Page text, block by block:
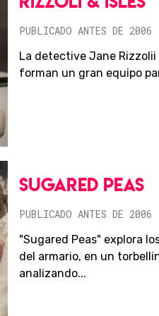
PUBLICADO ANTES DE 2006
La detective Jane Rizzolii
forman un gran equipo
SUGARED PEAS
PUBLICADO ANTES DE 2006
"Sugared Peas" explora
del armario, en un
analizando...